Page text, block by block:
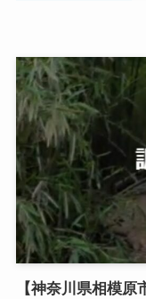
【神奈川県相模